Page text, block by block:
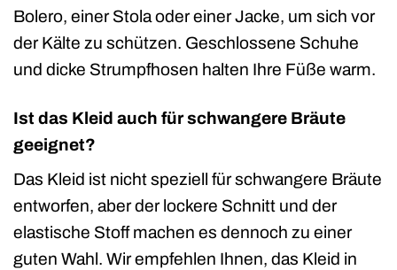
Bolero, einer Stola oder einer Jacke, um sich vor
der Kälte zu schützen. Geschlossene Schuhe
und dicke Strumpfhosen halten Ihre Füße warm.
Ist das Kleid auch für schwangere Bräute
geeignet?
Das Kleid ist nicht speziell für schwangere Bräute
entworfen, aber der lockere Schnitt und der
elastische Stoff machen es dennoch zu einer
guten Wahl. Wir empfehlen Ihnen, das Kleid in